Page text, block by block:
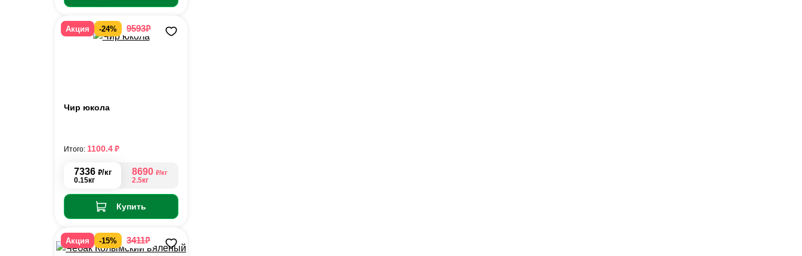
Акция -24% 9593₽
Чир юкола
7336 ₽/кг
0.15кг
8690 ₽/кг
2.5кг
Купить
Итого: 1100.4₽
Акция -15% 3411₽